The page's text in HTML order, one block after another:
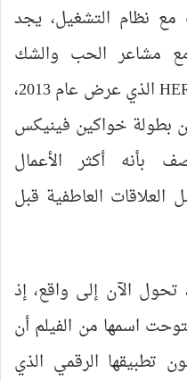
نظام التشغيل، يجد
مشاعر الحب والشك
لديه.هذه باختصار قصة فيلم HER الذي عرض عام 2013،
بطولة خواكين فينيكس
بأنه أكثر الأعمال
العلاقات العاطفية قبل
قبل 11 سنة، تحول الآن إلى واقع، إذ
اسمها من الفيلم أن
تطبيقها الرقمي الذي